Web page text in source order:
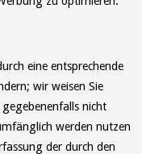
eine entsprechende
wir weisen Sie
nicht
werden nutzen
der durch den